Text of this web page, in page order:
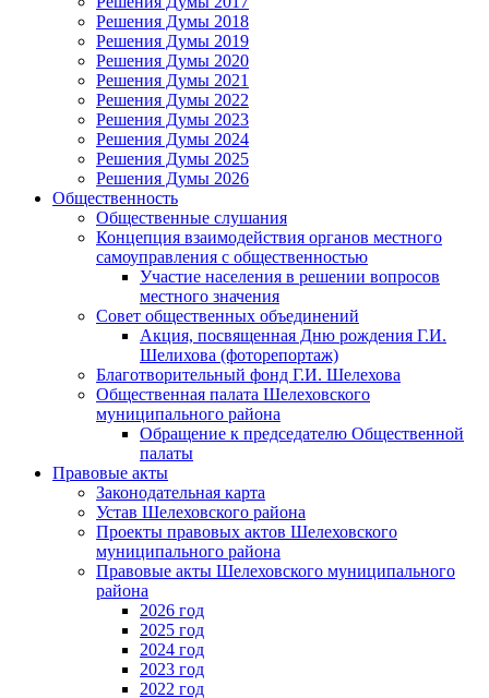
Решения Думы 2018
Решения Думы 2019
Решения Думы 2020
Решения Думы 2021
Решения Думы 2022
Решения Думы 2023
Решения Думы 2024
Решения Думы 2025
Решения Думы 2026
Общественность
Общественные слушания
Концепция взаимодействия органов местного
самоуправления с общественностью
Участие населения в решении вопросов
местного значения
Совет общественных объединений
Акция, посвященная Дню рождения Г.И.
Шелихова (фоторепортаж)
Благотворительный фонд Г.И. Шелехова
Общественная палата Шелеховского
муниципального района
Обращение к председателю Общественной
палаты
Правовые акты
Законодательная карта
Устав Шелеховского района
Проекты правовых актов Шелеховского
муниципального района
Правовые акты Шелеховского муниципального
района
2026 год
2025 год
2024 год
2023 год
2022 год